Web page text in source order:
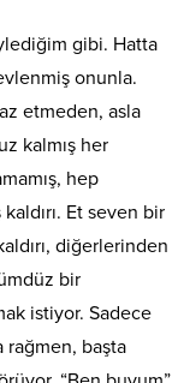
gibi. Hatta
onunla.
etmeden, asla
kalmış her
hep
Et seven bir
diğerlerinden
bir
istiyor. Sadece
rağmen, başta